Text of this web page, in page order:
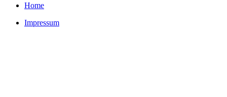
Home
Impressum